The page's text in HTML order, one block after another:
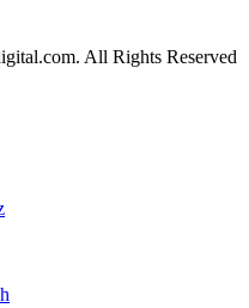
All Rights Reserved